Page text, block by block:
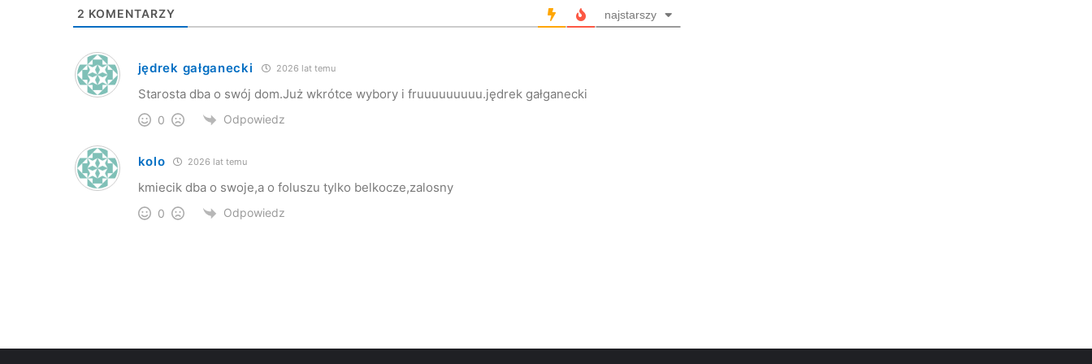
2 KOMENTARZY najstarszy
jędrek gałganecki 2026 lat temu
Starosta dba o swój dom.Już wkrótce wybory i fruuuuuuuuu.jędrek gałganecki
0 Odpowiedz
kolo 2026 lat temu
kmiecik dba o swoje,a o foluszu tylko belkocze,zalosny
0 Odpowiedz